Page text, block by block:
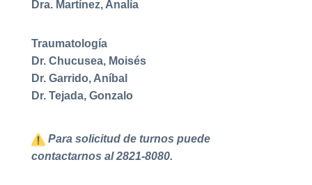
Dra. Martínez, Analía
Traumatología
Dr. Chucusea, Moisés
Dr. Garrido, Aníbal
Dr. Tejada, Gonzalo
Para solicitud de turnos puede
contactarnos al 2821-8080.